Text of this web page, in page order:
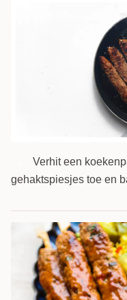
Verhit een
gehaktspiesjes toe en